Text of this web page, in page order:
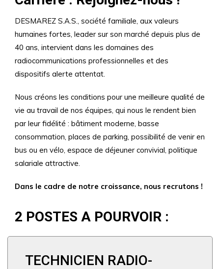
DESMAREZ S.A.S., société familiale, aux valeurs
humaines fortes, leader sur son marché depuis plus de
40 ans, intervient dans les domaines des
radiocommunications professionnelles et des
dispositifs alerte attentat.
Nous créons les conditions pour une meilleure qualité de
vie au travail de nos équipes, qui nous le rendent bien
par leur fidélité : bâtiment moderne, basse
consommation, places de parking, possibilité de venir en
bus ou en vélo, espace de déjeuner convivial, politique
salariale attractive.
Dans le cadre de notre croissance, nous recrutons !
2 POSTES A POURVOIR :
TECHNICIEN RADIO-